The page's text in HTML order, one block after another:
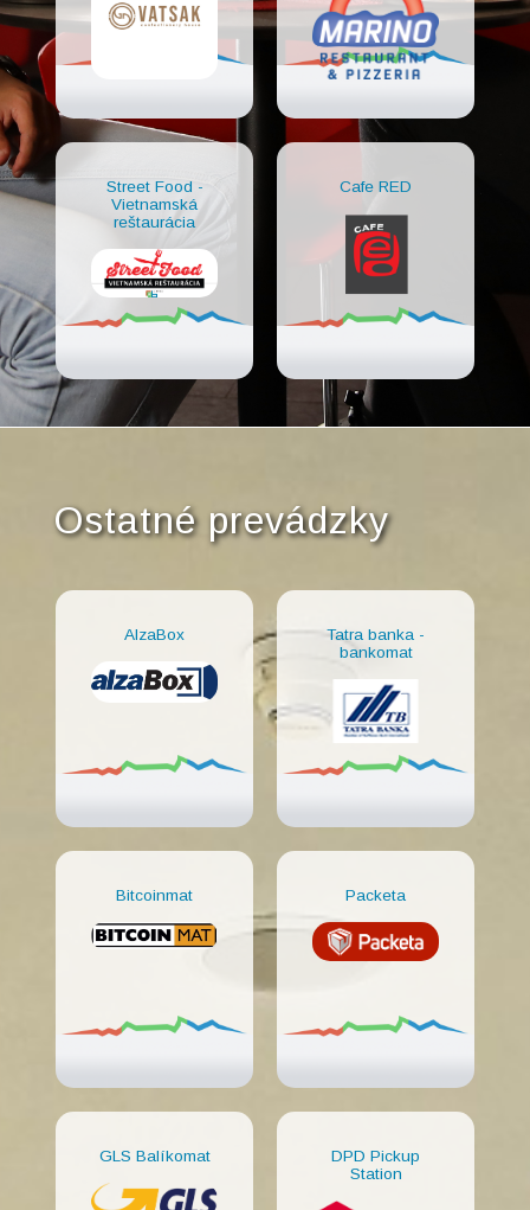
Street Food -
Vietnamská
reštaurácia
Cafe RED
Ostatné prevádzky
AlzaBox
Tatra banka -
bankomat
Bitcoinmat Packeta
GLS Balíkomat
DPD Pickup
Station